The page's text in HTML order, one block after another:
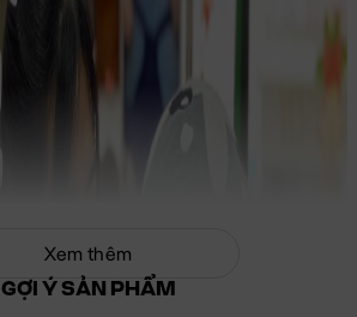
Xem thêm
GỢI Ý SẢN PHẨM